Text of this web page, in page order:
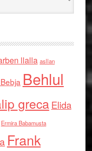
llalla asllan
Behlul
grecaElida
Ermira Babamusta
Frank